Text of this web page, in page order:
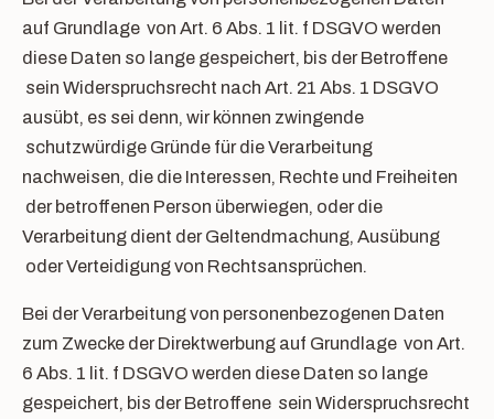
auf Grundlage von Art. 6 Abs. 1 lit. f DSGVO werden
diese Daten so lange gespeichert, bis der Betroffene
sein Widerspruchsrecht nach Art. 21 Abs. 1 DSGVO
ausübt, es sei denn, wir können zwingende
schutzwürdige Gründe für die Verarbeitung
nachweisen, die die Interessen, Rechte und Freiheiten
der betroffenen Person überwiegen, oder die
Verarbeitung dient der Geltendmachung, Ausübung
oder Verteidigung von Rechtsansprüchen.
Bei der Verarbeitung von personenbezogenen Daten
zum Zwecke der Direktwerbung auf Grundlage von Art.
6 Abs. 1 lit. f DSGVO werden diese Daten so lange
gespeichert, bis der Betroffene sein Widerspruchsrecht